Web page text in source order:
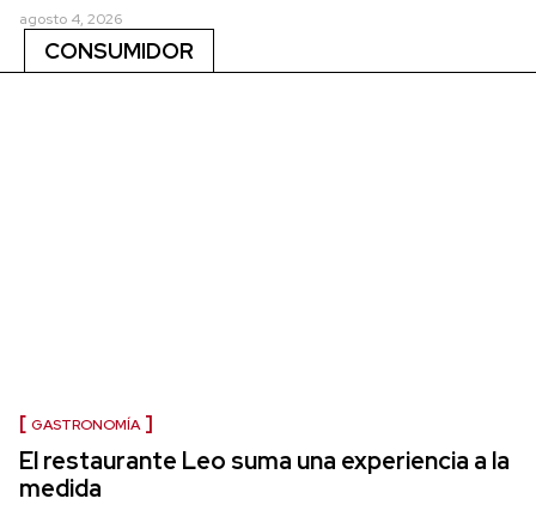
agosto 4, 2026
CONSUMIDOR
GASTRONOMÍA
El restaurante Leo suma una experiencia a la
medida